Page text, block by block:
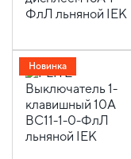
Новинка